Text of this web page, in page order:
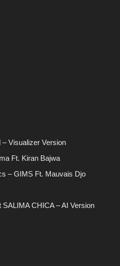
Visualizer Version
Ft. Kiran Bajwa
– GIMS Ft. Mauvais Djo
CHICA – AI Version